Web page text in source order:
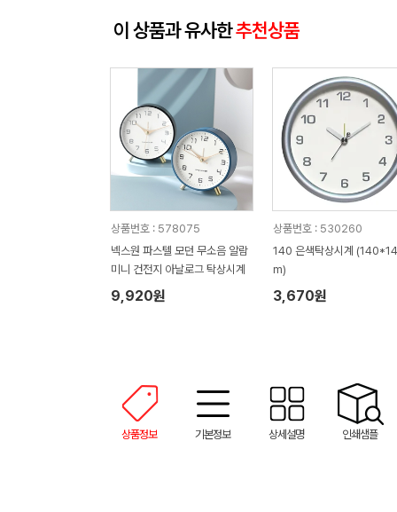
이 상품과 유사한추천상품
상품번호 : 578075
넥스원 파스텔 모던 무소음 알람
미니 건전지 아날로그 탁상시계
9,920원
상품번호 : 530260
140 은색탁상시계
m)
3,670원
상품정보 기본정보 상세설명 인쇄샘플